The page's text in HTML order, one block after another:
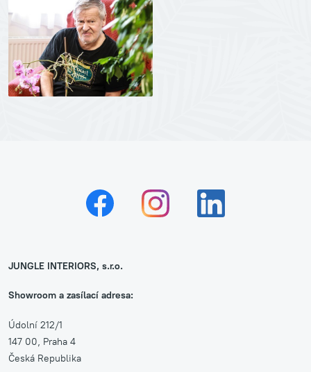
JUNGLE INTERIORS, s.r.o.
Showroom a zasílací adresa:
Údolní 212/1
147 00, Praha 4
Česká Republika